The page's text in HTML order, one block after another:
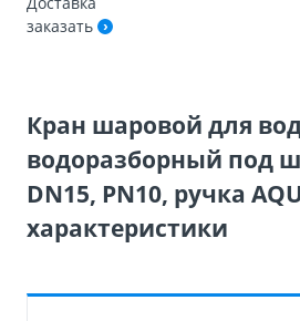
заказать
Кран шаровой для
водоразборный под
DN15, PN10, ручка
характеристики